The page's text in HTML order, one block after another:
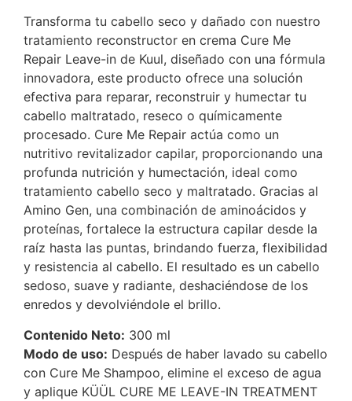
Transforma tu cabello seco y dañado con nuestro
tratamiento reconstructor en crema Cure Me
Repair Leave-in de Kuul, diseñado con una fórmula
innovadora, este producto ofrece una solución
efectiva para reparar, reconstruir y humectar tu
cabello maltratado, reseco o químicamente
procesado. Cure Me Repair actúa como un
nutritivo revitalizador capilar, proporcionando una
profunda nutrición y humectación, ideal como
tratamiento cabello seco y maltratado. Gracias al
Amino Gen, una combinación de aminoácidos y
proteínas, fortalece la estructura capilar desde la
raíz hasta las puntas, brindando fuerza, flexibilidad
y resistencia al cabello. El resultado es un cabello
sedoso, suave y radiante, deshaciéndose de los
enredos y devolviéndole el brillo.
Contenido Neto: 300 ml
Modo de uso: Después de haber lavado su cabello
con Cure Me Shampoo, elimine el exceso de agua
y aplique KÜÜL CURE ME LEAVE-IN TREATMENT